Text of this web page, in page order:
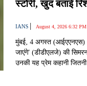
स्टोरी, खुद बताई
IANS | August 4, 2026 6:32 PM
मुंबई, 4 अगस्त (आईएएनएस)।
जाएंगे' (डीडीएलजे) की
उनकी यह प्रेम कहानी